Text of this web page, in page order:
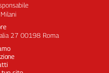
27 00198 Roma